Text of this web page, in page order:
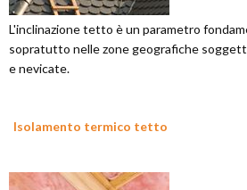
L'inclinazione tetto è un parametro
sopratutto nelle zone geografiche
e nevicate.
Isolamento termico tetto